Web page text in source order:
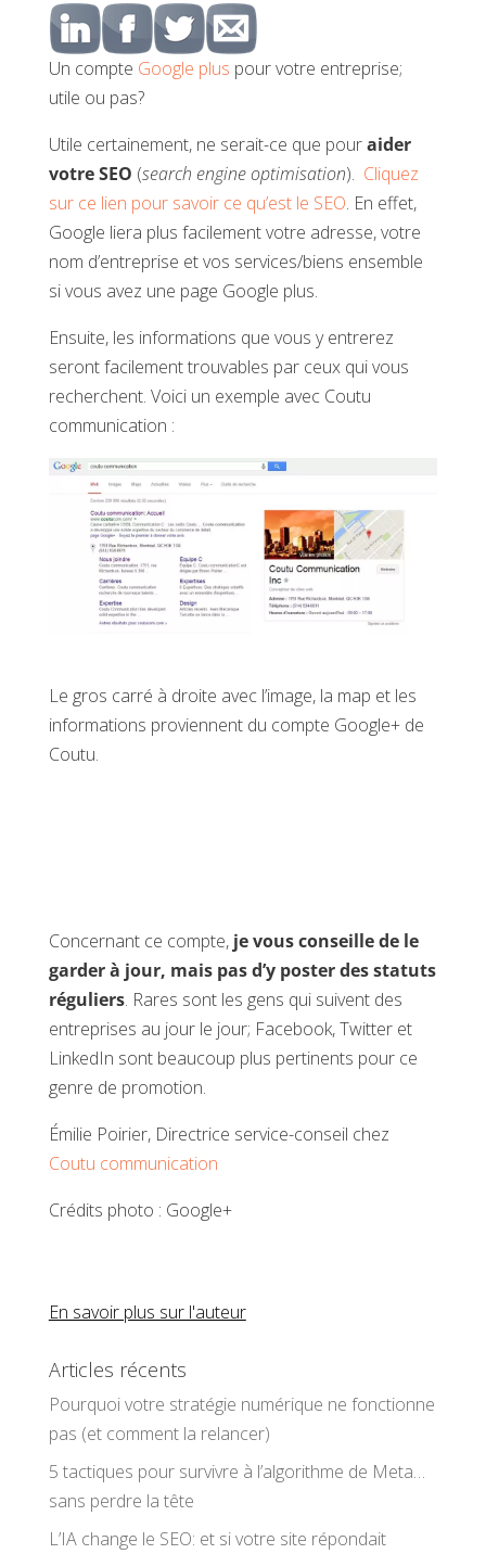
Un compte Google plus pour votre entreprise;
utile ou pas?
Utile certainement, ne serait-ce que pouraider
votre SEO (search engine optimisation). Cliquez
sur ce lien pour savoir ce qu’est le SEO. En effet,
Google liera plus facilement votre adresse, votre
nom d’entreprise et vos services/biens ensemble
si vous avez une page Google plus.
Ensuite, les informations que vous y entrerez
seront facilement trouvables par ceux qui vous
recherchent. Voici un exemple avec Coutu
communication :
Le gros carré à droite avec l’image, la map et les
informations proviennent du compte Google+ de
Coutu.
Concernant ce compte, je vous conseille de le
garder à jour, mais pas d’y poster des statuts
réguliers. Rares sont les gens qui suivent des
entreprises au jour le jour; Facebook, Twitter et
LinkedIn sont beaucoup plus pertinents pour ce
genre de promotion.
Émilie Poirier, Directrice service-conseil chez
Coutu communication
Crédits photo : Google+
En savoir plus sur l'auteur
Articles récents
Pourquoi votre stratégie numérique ne fonctionne
pas (et comment la relancer)
5 tactiques pour survivre à l’algorithme de Meta…
sans perdre la tête
L’IA change le SEO: et si votre site répondait